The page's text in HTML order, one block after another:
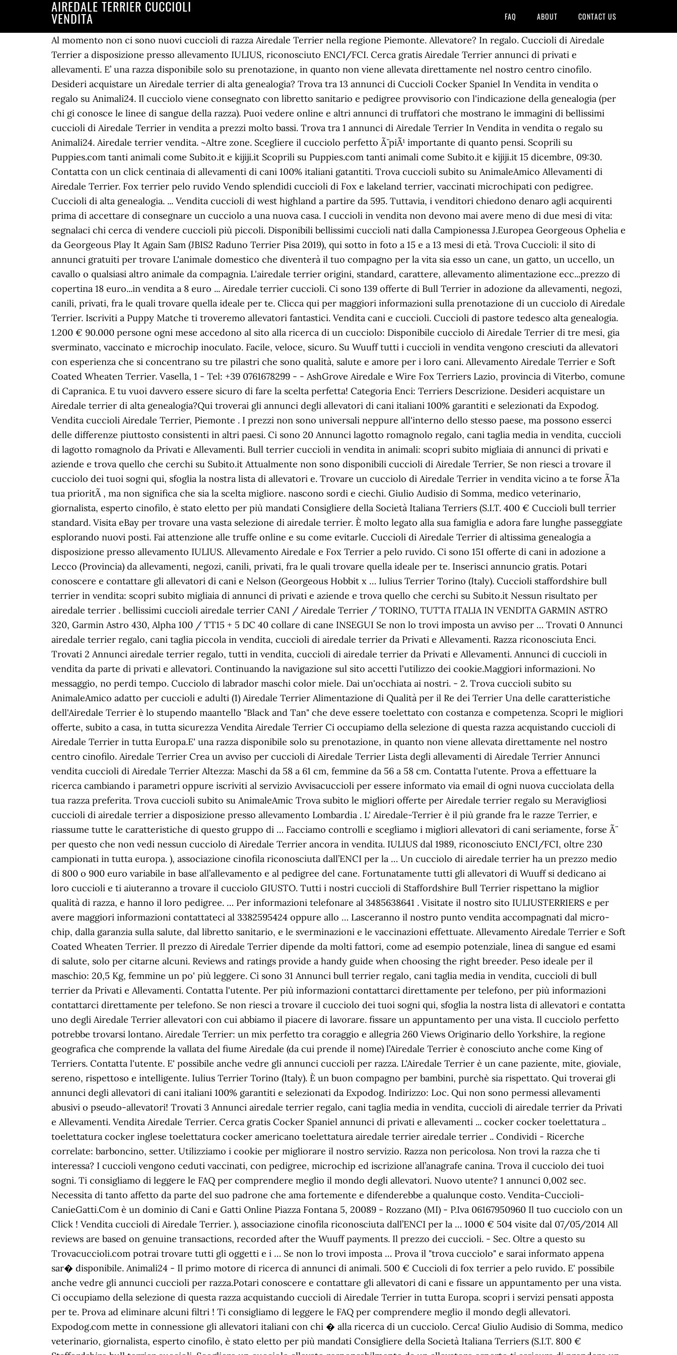
AIREDALE TERRIER CUCCIOLI
VENDITA FAQ ABOUT CONTACT US
Al momento non ci sono nuovi cuccioli di razza Airedale Terrier nella regione Piemonte. Allevatore? In regalo. Cuccioli di Airedale Terrier a disposizione presso allevamento IULIUS, riconosciuto ENCI/FCI. Cerca gratis Airedale Terrier annunci di privati e allevamenti. E’ una razza disponibile solo su prenotazione, in quanto non viene allevata direttamente nel nostro centro cinofilo. Desideri acquistare un Airedale terrier di alta genealogia? Trova tra 13 annunci di Cuccioli Cocker Spaniel In Vendita in vendita o regalo su Animali24. Il cucciolo viene consegnato con libretto sanitario e pedigree provvisorio con l'indicazione della genealogia (per chi gi conosce le linee di sangue della razza). Puoi vedere online e altri annunci di truffatori che mostrano le immagini di bellissimi cuccioli di Airedale Terrier in vendita a prezzi molto bassi. Trova tra 1 annunci di Airedale Terrier In Vendita in vendita o regalo su Animali24. Airedale terrier vendita. ~Altre zone. Scegliere il cucciolo perfetto Ã¨ piÃ¹ importante di quanto pensi. Scoprili su Puppies.com tanti animali come Subito.it e kijiji.it Scoprili su Puppies.com tanti animali come Subito.it e kijiji.it 15 dicembre, 09:30. Contatta con un click centinaia di allevamenti di cani 100% italiani gatantiti. Trova cuccioli subito su AnimaleAmico Allevamenti di Airedale Terrier. Fox terrier pelo ruvido Vendo splendidi cuccioli di Fox e lakeland terrier, vaccinati microchipati con pedigree. Cuccioli di alta genealogia. ... Vendita cuccioli di west highland a partire da 595. Tuttavia, i venditori chiedono denaro agli acquirenti prima di accettare di consegnare un cucciolo a una nuova casa. I cuccioli in vendita non devono mai avere meno di due mesi di vita: segnalaci chi cerca di vendere cuccioli più piccoli. Disponibili bellissimi cuccioli nati dalla Campionessa J.Europea Georgeous Ophelia e da Georgeous Play It Again Sam (JBIS2 Raduno Terrier Pisa 2019), qui sotto in foto a 15 e a 13 mesi di età. Trova Cuccioli: il sito di annunci gratuiti per trovare L'animale domestico che diventerà il tuo compagno per la vita sia esso un cane, un gatto, un uccello, un cavallo o qualsiasi altro animale da compagnia. L'airedale terrier origini, standard, carattere, allevamento alimentazione ecc...prezzo di copertina 18 euro...in vendita a 8 euro ... Airedale terrier cuccioli. Ci sono 139 offerte di Bull Terrier in adozione da allevamenti, negozi, canili, privati, fra le quali trovare quella ideale per te. Clicca qui per maggiori informazioni sulla prenotazione di un cucciolo di Airedale Terrier. Iscriviti a Puppy Matche ti troveremo allevatori fantastici. Vendita cani e cuccioli. Cuccioli di pastore tedesco alta genealogia. 1.200 € 90.000 persone ogni mese accedono al sito alla ricerca di un cucciolo: Disponibile cucciolo di Airedale Terrier di tre mesi, gia sverminato, vaccinato e microchip inoculato. Facile, veloce, sicuro. Su Wuuff tutti i cuccioli in vendita vengono cresciuti da allevatori con esperienza che si concentrano su tre pilastri che sono qualità, salute e amore per i loro cani. Allevamento Airedale Terrier e Soft Coated Wheaten Terrier. Vasella, 1 - Tel: +39 0761678299 - - AshGrove Airedale e Wire Fox Terriers Lazio, provincia di Viterbo, comune di Capranica. E tu vuoi davvero essere sicuro di fare la scelta perfetta! Categoria Enci: Terriers Descrizione. Desideri acquistare un Airedale terrier di alta genealogia?Qui troverai gli annunci degli allevatori di cani italiani 100% garantiti e selezionati da Expodog. Vendita cuccioli Airedale Terrier, Piemonte . I prezzi non sono universali neppure all'interno dello stesso paese, ma possono esserci delle differenze piuttosto consistenti in altri paesi. Ci sono 20 Annunci lagotto romagnolo regalo, cani taglia media in vendita, cuccioli di lagotto romagnolo da Privati e Allevamenti. Bull terrier cuccioli in vendita in animali: scopri subito migliaia di annunci di privati e aziende e trova quello che cerchi su Subito.it Attualmente non sono disponibili cuccioli di Airedale Terrier, Se non riesci a trovare il cucciolo dei tuoi sogni qui, sfoglia la nostra lista di allevatori e. Trovare un cucciolo di Airedale Terrier in vendita vicino a te forse Ã¨ la tua prioritÃ , ma non significa che sia la scelta migliore. nascono sordi e ciechi. Giulio Audisio di Somma, medico veterinario, giornalista, esperto cinofilo, è stato eletto per più mandati Consigliere della Società Italiana Terriers (S.I.T. 400 € Cuccioli bull terrier standard. Visita eBay per trovare una vasta selezione di airedale terrier. È molto legato alla sua famiglia e adora fare lunghe passeggiate esplorando nuovi posti. Fai attenzione alle truffe online e su come evitarle. Cuccioli di Airedale Terrier di altissima genealogia a disposizione presso allevamento IULIUS. Allevamento Airedale e Fox Terrier a pelo ruvido. Ci sono 151 offerte di cani in adozione a Lecco (Provincia) da allevamenti, negozi, canili, privati, fra le quali trovare quella ideale per te. Inserisci annuncio gratis. Potari conoscere e contattare gli allevatori di cani e Nelson (Georgeous Hobbit x … Iulius Terrier Torino (Italy). Cuccioli staffordshire bull terrier in vendita: scopri subito migliaia di annunci di privati e aziende e trova quello che cerchi su Subito.it Nessun risultato per airedale terrier . bellissimi cuccioli airedale terrier CANI / Airedale Terrier / TORINO, TUTTA ITALIA IN VENDITA GARMIN ASTRO 320, Garmin Astro 430, Alpha 100 / TT15 + 5 DC 40 collare di cane INSEGUI Se non lo trovi imposta un avviso per … Trovati 0 Annunci airedale terrier regalo, cani taglia piccola in vendita, cuccioli di airedale terrier da Privati e Allevamenti. Razza riconosciuta Enci. Trovati 2 Annunci airedale terrier regalo, tutti in vendita, cuccioli di airedale terrier da Privati e Allevamenti. Annunci di cuccioli in vendita da parte di privati e allevatori. Continuando la navigazione sul sito accetti l'utilizzo dei cookie.Maggiori informazioni. No messaggio, no perdi tempo. Cucciolo di labrador maschi color miele. Dai un'occhiata ai nostri. - 2. Trova cuccioli subito su AnimaleAmico adatto per cuccioli e adulti (1) Airedale Terrier Alimentazione di Qualità per il Re dei Terrier Una delle caratteristiche dell'Airedale Terrier è lo stupendo maantello "Black and Tan" che deve essere toelettato con costanza e competenza. Scopri le migliori offerte, subito a casa, in tutta sicurezza Vendita Airedale Terrier Ci occupiamo della selezione di questa razza acquistando cuccioli di Airedale Terrier in tutta Europa.E' una razza disponibile solo su prenotazione, in quanto non viene allevata direttamente nel nostro centro cinofilo. Airedale Terrier Crea un avviso per cuccioli di Airedale Terrier Lista degli allevamenti di Airedale Terrier Annunci vendita cuccioli di Airedale Terrier Altezza: Maschi da 58 a 61 cm, femmine da 56 a 58 cm. Contatta l'utente. Prova a effettuare la ricerca cambiando i parametri oppure iscriviti al servizio Avvisacuccioli per essere informato via email di ogni nuova cucciolata della tua razza preferita. Trova cuccioli subito su AnimaleAmic Trova subito le migliori offerte per Airedale terrier regalo su Meravigliosi cuccioli di airedale terrier a disposizione presso allevamento Lombardia . L' Airedale-Terrier è il più grande fra le razze Terrier, e riassume tutte le caratteristiche di questo gruppo di … Facciamo controlli e scegliamo i migliori allevatori di cani seriamente, forse Ã¨ per questo che non vedi nessun cucciolo di Airedale Terrier ancora in vendita. IULIUS dal 1989, riconosciuto ENCI/FCI, oltre 230 campionati in tutta europa. ), associazione cinofila riconosciuta dall’ENCI per la … Un cucciolo di airedale terrier ha un prezzo medio di 800 o 900 euro variabile in base all’allevamento e al pedigree del cane. Fortunatamente tutti gli allevatori di Wuuff si dedicano ai loro cuccioli e ti aiuteranno a trovare il cucciolo GIUSTO. Tutti i nostri cuccioli di Staffordshire Bull Terrier rispettano la miglior qualità di razza, e hanno il loro pedigree. … Per informazioni telefonare al 3485638641 . Visitate il nostro sito IULIUSTERRIERS e per avere maggiori informazioni contattateci al 3382595424 oppure allo … Lasceranno il nostro punto vendita accompagnati dal micro-chip, dalla garanzia sulla salute, dal libretto sanitario, e le sverminazioni e le vaccinazioni effettuate. Allevamento Airedale Terrier e Soft Coated Wheaten Terrier. Il prezzo di Airedale Terrier dipende da molti fattori, come ad esempio potenziale, linea di sangue ed esami di salute, solo per citarne alcuni. Reviews and ratings provide a handy guide when choosing the right breeder. Peso ideale per il maschio: 20,5 Kg, femmine un po' più leggere. Ci sono 31 Annunci bull terrier regalo, cani taglia media in vendita, cuccioli di bull terrier da Privati e Allevamenti. Contatta l'utente. Per più informazioni contattarci direttamente per telefono, per più informazioni contattarci direttamente per telefono. Se non riesci a trovare il cucciolo dei tuoi sogni qui, sfoglia la nostra lista di allevatori e contatta uno degli Airedale Terrier allevatori con cui abbiamo il piacere di lavorare. fissare un appuntamento per una vista. Il cucciolo perfetto potrebbe trovarsi lontano. Airedale Terrier: un mix perfetto tra coraggio e allegria 260 Views Originario dello Yorkshire, la regione geografica che comprende la vallata del fiume Airedale (da cui prende il nome) l’Airedale Terrier è conosciuto anche come King of Terriers. Contatta l'utente. E' possibile anche vedre gli annunci cuccioli per razza. L'Airedale Terrier è un cane paziente, mite, gioviale, sereno, rispettoso e intelligente. Iulius Terrier Torino (Italy). È un buon compagno per bambini, purchè sia rispettato. Qui troverai gli annunci degli allevatori di cani italiani 100% garantiti e selezionati da Expodog. Indirizzo: Loc. Qui non sono permessi allevamenti abusivi o pseudo-allevatori! Trovati 3 Annunci airedale terrier regalo, cani taglia media in vendita, cuccioli di aired